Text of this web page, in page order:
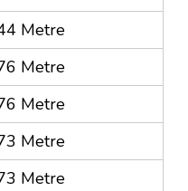
Metre
Metre
Metre
Metre
Metre